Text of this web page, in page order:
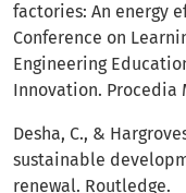
factories: An energy
Conference on
Engineering
Innovation. Procedia
Desha, C., &
sustainable
renewal. Routledge.